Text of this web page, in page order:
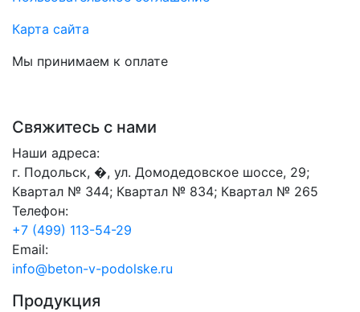
Карта сайта
Мы принимаем к оплате
Свяжитесь с нами
Наши адреса:
г. Подольск, �, ул. Домодедовское шоссе, 29;
Квартал № 344; Квартал № 834; Квартал № 265
Телефон:
+7 (499) 113-54-29
Email:
info@beton-v-podolske.ru
Продукция